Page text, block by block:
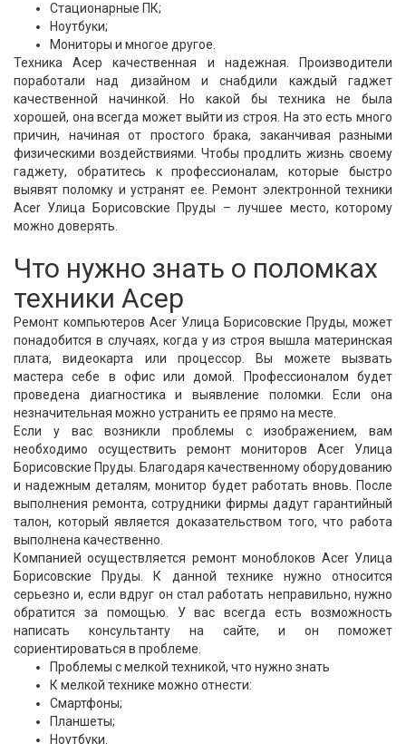
Стационарные ПК;
Ноутбуки;
Мониторы и многое другое.
Техника Асер качественная и надежная. Производители
поработали над дизайном и снабдили каждый гаджет
качественной начинкой. Но какой бы техника не была
хорошей, она всегда может выйти из строя. На это есть много
причин, начиная от простого брака, заканчивая разными
физическими воздействиями. Чтобы продлить жизнь своему
гаджету, обратитесь к профессионалам, которые быстро
выявят поломку и устранят ее. Ремонт электронной техники
Acer Улица Борисовские Пруды – лучшее место, которому
можно доверять.
Что нужно знать о поломках
техники Асер
Ремонт компьютеров Acer Улица Борисовские Пруды, может
понадобится в случаях, когда у из строя вышла материнская
плата, видеокарта или процессор. Вы можете вызвать
мастера себе в офис или домой. Профессионалом будет
проведена диагностика и выявление поломки. Если она
незначительная можно устранить ее прямо на месте.
Если у вас возникли проблемы с изображением, вам
необходимо осуществить ремонт мониторов Acer Улица
Борисовские Пруды. Благодаря качественному оборудованию
и надежным деталям, монитор будет работать вновь. После
выполнения ремонта, сотрудники фирмы дадут гарантийный
талон, который является доказательством того, что работа
выполнена качественно.
Компанией осуществляется ремонт моноблоков Acer Улица
Борисовские Пруды. К данной технике нужно относится
серьезно и, если вдруг он стал работать неправильно, нужно
обратится за помощью. У вас всегда есть возможность
написать консультанту на сайте, и он поможет
сориентироваться в проблеме.
Проблемы с мелкой техникой, что нужно знать
К мелкой технике можно отнести:
Смартфоны;
Планшеты;
Ноутбуки.